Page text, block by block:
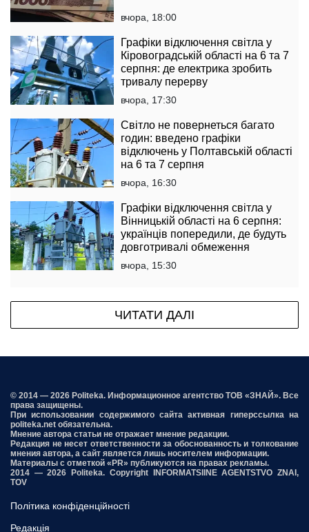
вчора, 18:00
Графіки відключення світла у
Кіровоградській області на 6 та 7
серпня: де електрика зробить
тривалу перерву
вчора, 17:30
Світло не повернеться багато
годин: введено графіки
відключень у Полтавській області
на 6 та 7 серпня
вчора, 16:30
Графіки відключення світла у
Вінницькій області на 6 серпня:
українців попередили, де будуть
довготривалі обмеження
вчора, 15:30
ЧИТАТИ ДАЛІ
© 2014 — 2026 Politeka. Информационное агентство ТОВ «ЗНАЙ». Все
права защищены.
При использовании содержимого сайта активная гиперссылка на
politeka.net обязательна.
Мнение автора статьи не отражает мнение редакции.
Редакция не несет ответственности за обоснованность и толкование
мнения автора, а сайт является лишь носителем информации.
Материалы с отметкой «PR» публикуются на правах рекламы.
2014 — 2026 Politeka. Copyright INFORMATSIINE AGENTSTVO ZNAI,
TOV
Політика конфіденційності
Редакція